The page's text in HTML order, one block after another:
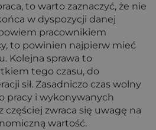
to warto zaznaczyć, że nie
w dyspozycji danej
pracownikiem
to powinien najpierw mieć
Kolejna sprawa to
tego czasu, do
sił. Zasadniczo czas wolny
pracy i wykonywanych
częściej zwraca się uwagę na
wartość.